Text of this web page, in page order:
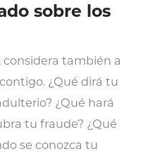
sobre los
considera también a
¿Qué dirá tu
¿Qué hará
tu fraude? ¿Qué
se conozca tu